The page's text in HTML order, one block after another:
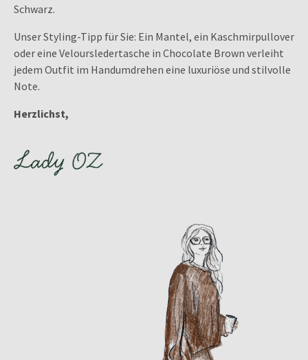
Schwarz.
Unser Styling-Tipp für Sie: Ein Mantel, ein Kaschmirpullover
oder eine Veloursledertasche in Chocolate Brown verleiht
jedem Outfit im Handumdrehen eine luxuriöse und stilvolle
Note.
Herzlichst,